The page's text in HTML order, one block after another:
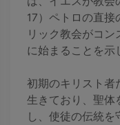
17）ペトロの直接
リック教会がコ
に始まることを示
初期のキリスト者
生きており、聖体
し、使徒の伝統を